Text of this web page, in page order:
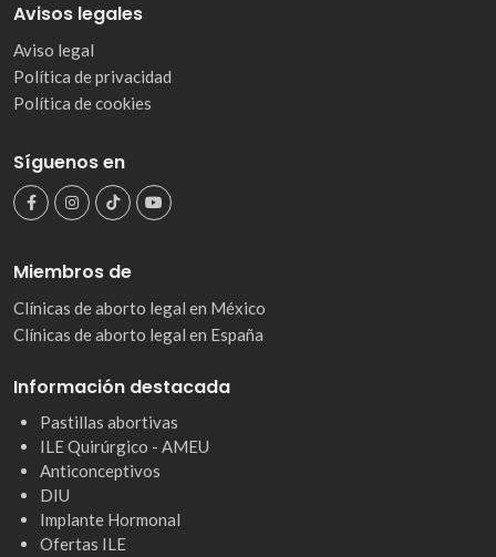
Avisos legales
Aviso legal
Política de privacidad
Política de cookies
Síguenos en
Miembros de
Clínicas de aborto legal en México
Clínicas de aborto legal en España
Información destacada
Pastillas abortivas
ILE Quirúrgico - AMEU
Anticonceptivos
DIU
Implante Hormonal
Ofertas ILE